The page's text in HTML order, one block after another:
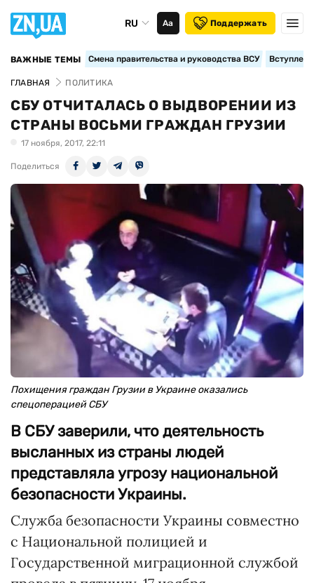
RU Аа Поддержать
ВАЖНЫЕ ТЕМЫ Смена правительства и руководства ВСУ
ГЛАВНАЯ ПОЛИТИКА
СБУ ОТЧИТАЛАСЬ О ВЫДВОРЕНИИ ИЗ
СТРАНЫ ВОСЬМИ ГРАЖДАН ГРУЗИИ
17 ноября, 2017, 22:11
Поделиться
Похищения граждан Грузии в Украине оказались
спецоперацией СБУ
В СБУ заверили, что деятельность
высланных из страны людей
представляла угрозу национальной
безопасности Украины.
Служба безопасности Украины совместно
с Национальной полицией и
Государственной миграционной службой